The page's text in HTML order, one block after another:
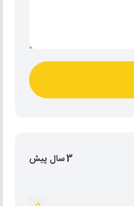
3 سال پیش